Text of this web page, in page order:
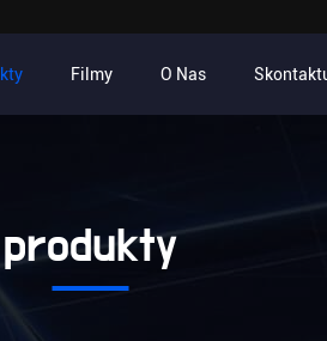
Filmy O Nas
produkty